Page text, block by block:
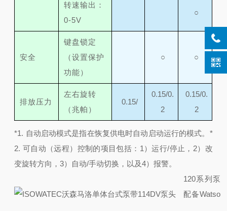
转速输出：
0-5V
○
安全
键盘锁定
（设置保护
功能）
○ ○
排放压力
左右旋转
（兆帕）
0.15/
0.15/0.
2
0.15/0.
2
*1. 自动启动模式是指在恢复供电时自动启动运行的模式。 *
2. 可自动（远程）控制的项目包括：1）运行/停止，2）改
变旋转方向，3）自动/手动切换，以及4）报警。
120系列泵
配备Watso